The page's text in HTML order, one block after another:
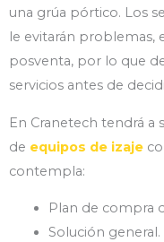
una grúa pórtico. Los
le evitarán
posventa, por lo que
servicios antes de
En Cranetech tendrá a
de equipos de izaje
contempla:
Plan de compra
Solución general.